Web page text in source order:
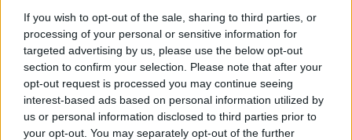
If you wish to opt-out of the sale, sharing to third parties, or
processing of your personal or sensitive information for
targeted advertising by us, please use the below opt-out
section to confirm your selection. Please note that after your
opt-out request is processed you may continue seeing
interest-based ads based on personal information utilized by
us or personal information disclosed to third parties prior to
your opt-out. You may separately opt-out of the further
parlamentarzystów. Wskazują oni, że kontakt
chorych osób z pupilami to właściwy krok w stronę
humanizacji opieki medycznej.
Czytaj całość